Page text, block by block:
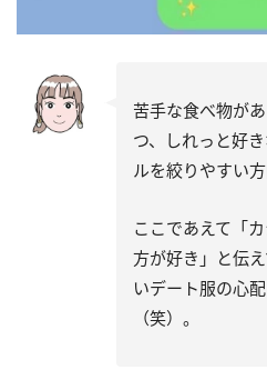
苦手な食べ物が
つ、しれっと好
ルを絞りやすい
ここであえて「
方が好き」と伝
いデート服の心
（笑）。